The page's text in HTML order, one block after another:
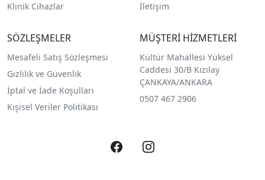
Klinik Cihazlar
İletişim
SÖZLEŞMELER
Mesafeli Satış Sözleşmesi
Gizlilik ve Güvenlik
İptal ve İade Koşulları
Kişisel Veriler Politikası
MÜŞTERİ HİZMETLERİ
Kültür Mahallesi Yüksel
Caddesi 30/B Kızılay
ÇANKAYA/ANKARA
0507 467 2906